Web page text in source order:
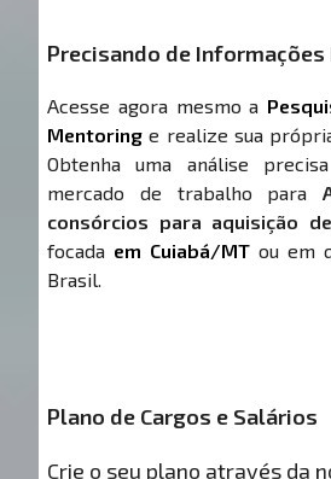
Precisando de
Acesse agora mesmo a
Mentoring e realize sua
Obtenha uma análise
mercado de trabalho para
consórcios para aquisição
focada em Cuiabá/MT ou em
Brasil.
Plano de Cargos e Salários
Crie o seu plano através da